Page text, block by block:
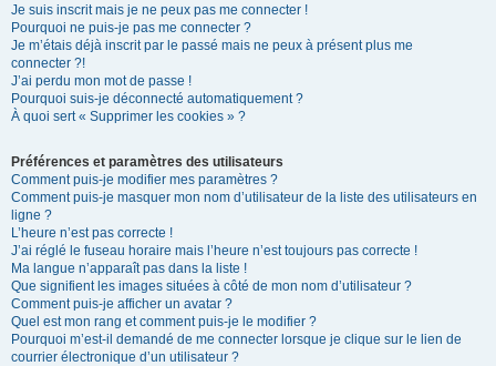
Je suis inscrit mais je ne peux pas me connecter !
Pourquoi ne puis-je pas me connecter ?
Je m’étais déjà inscrit par le passé mais ne peux à présent plus me
connecter ?!
J’ai perdu mon mot de passe !
Pourquoi suis-je déconnecté automatiquement ?
À quoi sert « Supprimer les cookies » ?
Préférences et paramètres des utilisateurs
Comment puis-je modifier mes paramètres ?
Comment puis-je masquer mon nom d’utilisateur de la liste des utilisateurs en
ligne ?
L’heure n’est pas correcte !
J’ai réglé le fuseau horaire mais l’heure n’est toujours pas correcte !
Ma langue n’apparaît pas dans la liste !
Que signifient les images situées à côté de mon nom d’utilisateur ?
Comment puis-je afficher un avatar ?
Quel est mon rang et comment puis-je le modifier ?
Pourquoi m’est-il demandé de me connecter lorsque je clique sur le lien de
courrier électronique d’un utilisateur ?